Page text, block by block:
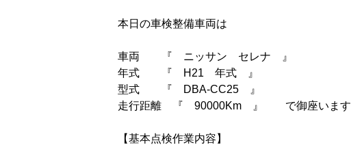
本日の車検整備車両は
車両 『 ニッサン セレナ 』
年式 『 H21 年式 』
型式 『 DBA-CC25 』
走行距離 『 90000Km 』 で御座います
【基本点検作業内容】